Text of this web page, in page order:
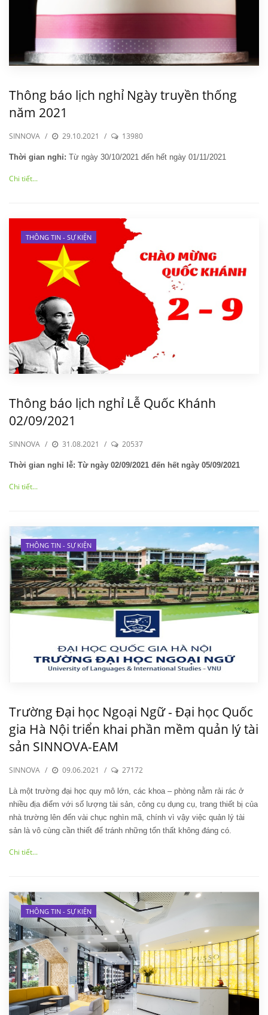
Thông báo lịch nghỉ Ngày truyền thống
năm 2021
SINNOVA / 29.10.2021 / 13980
Thời gian nghỉ: Từ ngày 30/10/2021 đến hết ngày 01/11/2021
Chi tiết...
THÔNG TIN - SỰ KIỆN
Thông báo lịch nghỉ Lễ Quốc Khánh
02/09/2021
SINNOVA / 31.08.2021 / 20537
Thời gian nghỉ lễ: Từ ngày 02/09/2021 đến hết ngày 05/09/2021
Chi tiết...
THÔNG TIN - SỰ KIỆN
Trường Đại học Ngoại Ngữ - Đại học Quốc
gia Hà Nội triển khai phần mềm quản lý tài
sản SINNOVA-EAM
SINNOVA / 09.06.2021 / 27172
Là một trường đại học quy mô lớn, các khoa – phòng nằm rải rác ở
nhiều địa điểm với số lượng tài sản, công cụ dụng cụ, trang thiết bị của
nhà trường lên đến vài chục nghìn mã, chính vì vậy việc quản lý tài
sản là vô cùng cần thiết để tránh những tổn thất không đáng có.
Chi tiết...
THÔNG TIN - SỰ KIỆN